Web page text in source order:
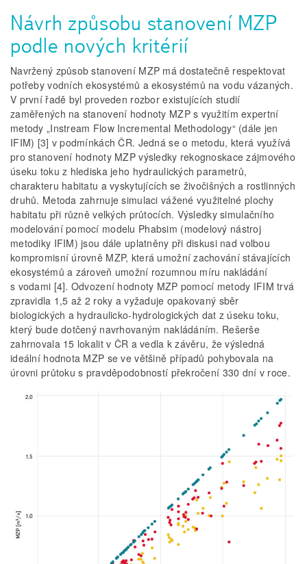
Návrh způsobu stanovení MZP
podle nových kritérií
Navržený způsob stanovení MZP má dostatečně respektovat
potřeby vodních ekosystémů a ekosystémů na vodu vázaných.
V první řadě byl proveden rozbor existujících studií
zaměřených na stanovení hodnoty MZP s využitím expertní
metody „Instream Flow Incremental Methodology“ (dále jen
IFIM) [3] v podmínkách ČR. Jedná se o metodu, která využívá
pro stanovení hodnoty MZP výsledky rekognoskace zájmového
úseku toku z hlediska jeho hydraulických parametrů,
charakteru habitatu a vyskytujících se živočišných a rostlinných
druhů. Metoda zahrnuje simulaci vážené využitelné plochy
habitatu při různě velkých průtocích. Výsledky simulačního
modelování pomocí modelu Phabsim (modelový nástroj
metodiky IFIM) jsou dále uplatněny při diskusi nad volbou
kompromisní úrovně MZP, která umožní zachování stávajících
ekosystémů a zároveň umožní rozumnou míru nakládání
s vodami [4]. Odvození hodnoty MZP pomocí metody IFIM trvá
zpravidla 1,5 až 2 roky a vyžaduje opakovaný sběr
biologických a hydraulicko-hydrologických dat z úseku toku,
který bude dotčený navrhovaným nakládáním. Rešerše
zahrnovala 15 lokalit v ČR a vedla k závěru, že výsledná
ideální hodnota MZP se ve většině případů pohybovala na
úrovni průtoku s pravděpodobností překročení 330 dní v roce.